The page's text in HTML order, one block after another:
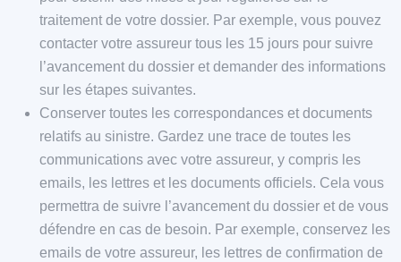
traitement de votre dossier. Par exemple, vous pouvez
contacter votre assureur tous les 15 jours pour suivre
l’avancement du dossier et demander des informations
sur les étapes suivantes.
Conserver toutes les correspondances et documents
relatifs au sinistre. Gardez une trace de toutes les
communications avec votre assureur, y compris les
emails, les lettres et les documents officiels. Cela vous
permettra de suivre l’avancement du dossier et de vous
défendre en cas de besoin. Par exemple, conservez les
emails de votre assureur, les lettres de confirmation de